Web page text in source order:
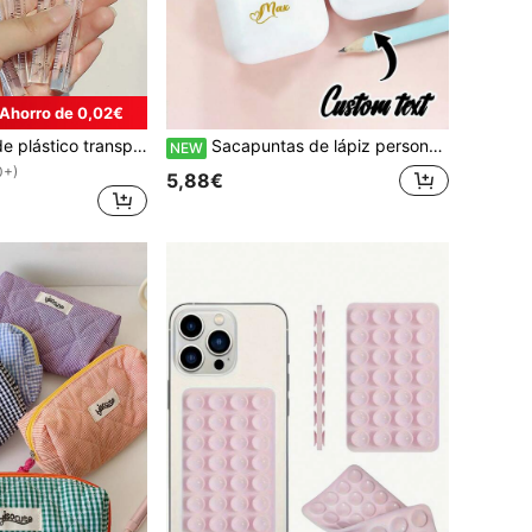
Ahorro de 0,02€
Regla triangular de plástico transparente de 15cm/20cm, Regla triangular 3D, Artículos de papelería para estudiantes de primer grado, Opciones de varios colores, Reglas, Vuelta al colegio NEW Sacapuntas de lápiz personalizable con nombre, sacapuntas manual de doble cabezal blanco personalizado, regalo de cumpleaños personalizable, regalo de Navidad, adecuado para hijo e hija
5,88€